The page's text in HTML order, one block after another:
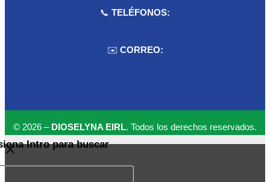
📞 TELÉFONOS:
✉️ CORREO:
© 2026 – DIOSELYNA EIRL. Todos los derechos reservados.
Intro para buscar